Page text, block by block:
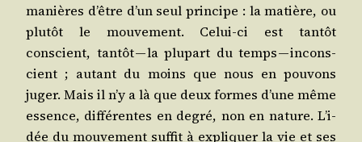
manières d’être d’un seul prin­cipe : la matière, ou
plu­tôt le mou­ve­ment. Celui-ci est tan­tôt
conscient, tan­tôt — la plu­part du temps — incons­
cient ; autant du moins que nous en pou­vons
juger. Mais il n’y a là que deux formes d’une même
essence, dif­fé­rentes en degré, non en nature. L’i­
dée du mou­ve­ment suf­fit à expli­quer la vie et ses